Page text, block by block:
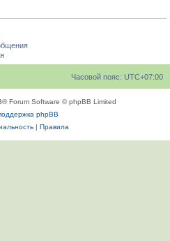
Часовой пояс: UTC+07:00
® Forum Software © phpBB Limited
phpBB
| Правила